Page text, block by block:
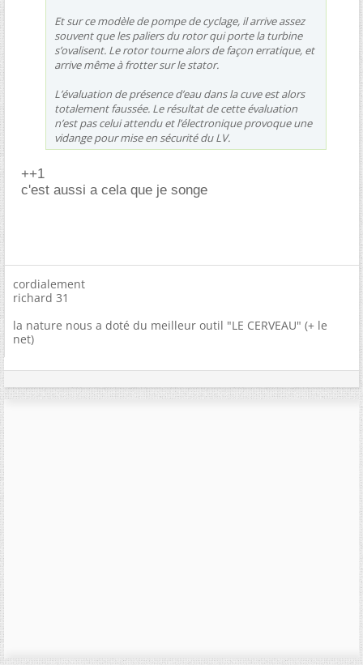
Et sur ce modèle de pompe de cyclage, il arrive assez
souvent que les paliers du rotor qui porte la turbine
s’ovalisent. Le rotor tourne alors de façon erratique, et
arrive même à frotter sur le stator.
L’évaluation de présence d’eau dans la cuve est alors
totalement faussée. Le résultat de cette évaluation
n’est pas celui attendu et l’électronique provoque une
vidange pour mise en sécurité du LV.
++1
c'est aussi a cela que je songe
cordialement
richard 31
la nature nous a doté du meilleur outil "LE CERVEAU" (+ le
net)